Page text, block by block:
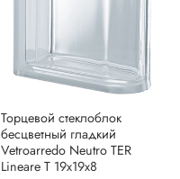
Торцевой стеклоблок
бесцветный гладкий
Vetroarredo Neutro TER
Lineare T 19x19x8